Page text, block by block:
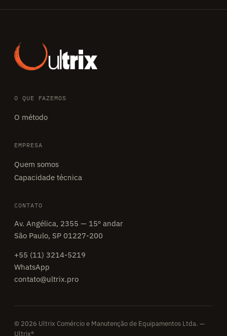
O QUE FAZEMOS
O método
EMPRESA
Quem somos
Capacidade técnica
CONTATO
Av. Angélica, 2355 — 15º andar
São Paulo, SP 01227-200
+55 (11) 3214-5219
WhatsApp
contato@ultrix.pro
© 2026 Ultrix Comércio e Manutenção de Equipamentos Ltda. —
Ultrix®